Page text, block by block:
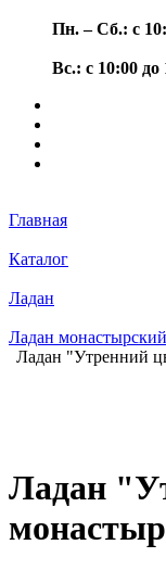
Пн. – Сб.: с
Вс.: с 10:00 до
Главная
Каталог
Ладан
Ладан монастырский
Ладан "Утренний
Ладан